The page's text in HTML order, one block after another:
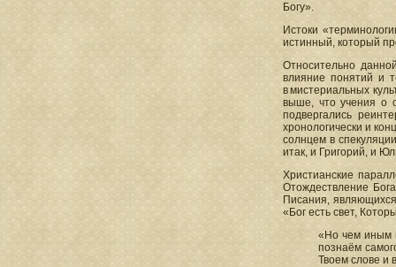
Богу».
Истоки
истинный, который
Относительно
влияние понятий и
в мистериальных
выше, что учения о
подвергались
хронологически и
солнцем в
итак, и Григорий, и
Христианские
Отождествление
Писания,
«Бог есть свет,
«Но чем иным
познаём
Твоем слове и